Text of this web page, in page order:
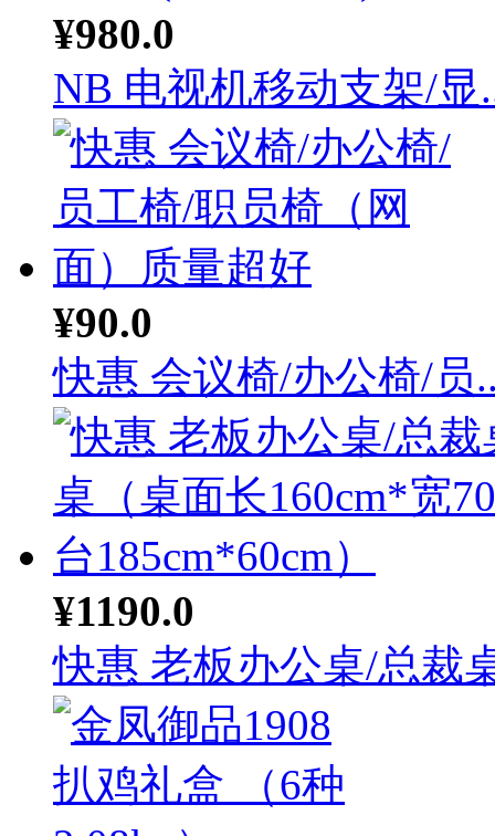
¥980.0
NB 电视机移动支架/显
¥90.0
快惠 会议椅/办公椅/员
¥1190.0
快惠 老板办公桌/总裁